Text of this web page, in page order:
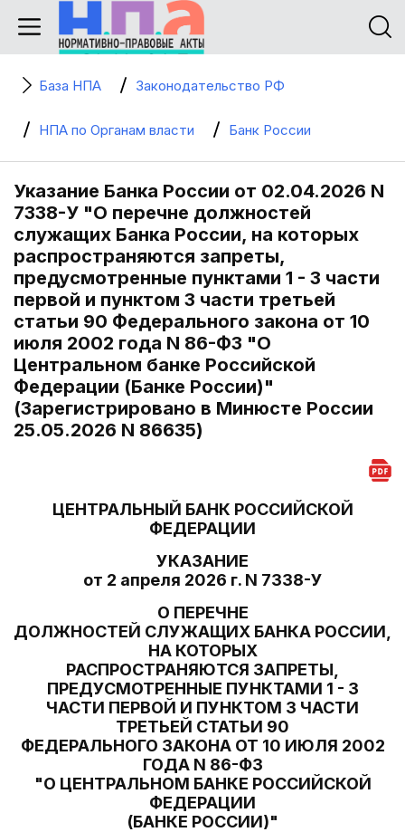
База НПА Законодательство РФ
НПА по Органам власти Банк России
Указание Банка России от 02.04.2026 N
7338-У "О перечне должностей
служащих Банка России, на которых
распространяются запреты,
предусмотренные пунктами 1 - 3 части
первой и пунктом 3 части третьей
статьи 90 Федерального закона от 10
июля 2002 года N 86-ФЗ "О
Центральном банке Российской
Федерации (Банке России)"
(Зарегистрировано в Минюсте России
25.05.2026 N 86635)
ЦЕНТРАЛЬНЫЙ БАНК РОССИЙСКОЙ
ФЕДЕРАЦИИ
УКАЗАНИЕ
от 2 апреля 2026 г. N 7338-У
О ПЕРЕЧНЕ
ДОЛЖНОСТЕЙ СЛУЖАЩИХ БАНКА РОССИИ,
НА КОТОРЫХ
РАСПРОСТРАНЯЮТСЯ ЗАПРЕТЫ,
ПРЕДУСМОТРЕННЫЕ ПУНКТАМИ 1 - 3
ЧАСТИ ПЕРВОЙ И ПУНКТОМ 3 ЧАСТИ
ТРЕТЬЕЙ СТАТЬИ 90
ФЕДЕРАЛЬНОГО ЗАКОНА ОТ 10 ИЮЛЯ 2002
ГОДА N 86-ФЗ
"О ЦЕНТРАЛЬНОМ БАНКЕ РОССИЙСКОЙ
ФЕДЕРАЦИИ
(БАНКЕ РОССИИ)"